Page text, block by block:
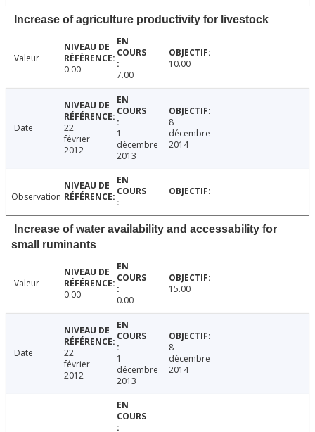
Increase of agriculture productivity for livestock
Valeur
0.00
7.00
10.00
Date
22
février
2012
1
décembre
2013
8
décembre
2014
Observation
Increase of water availability and accessability for
small ruminants
Valeur
0.00
0.00
15.00
Date
22
février
2012
1
décembre
2013
8
décembre
2014